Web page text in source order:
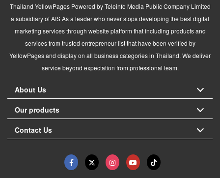
Thailand YellowPages Powered by Teleinfo Media Public Company Limited
a subsidiary of AIS As a leader who never stops developing the best digital
marketing services through website platform that including products and
services from trusted entrepreneur list that have been verified by
YellowPages and display on all business categories in Thailand. We deliver
service beyond expectation from professional team.
About Us
Our products
Contact Us